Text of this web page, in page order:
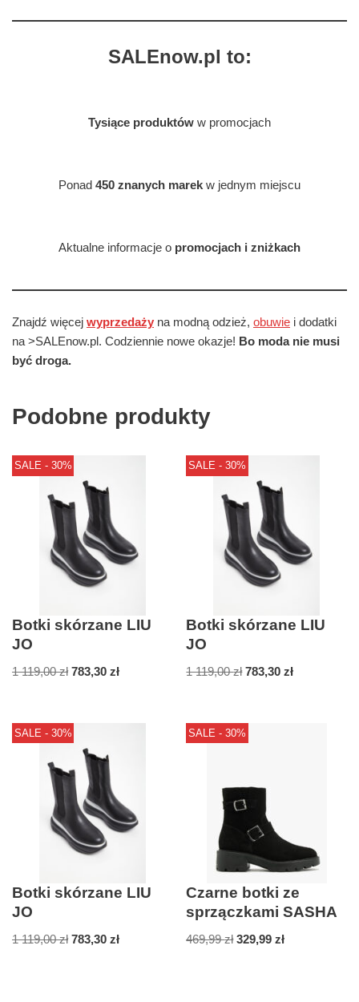
SALEnow.pl to:
Tysiące produktów w promocjach
Ponad 450 znanych marek w jednym miejscu
Aktualne informacje o promocjach i zniżkach
Znajdź więcej wyprzedaży na modną odzież, obuwie i dodatki
na >SALEnow.pl. Codziennie nowe okazje! Bo moda nie musi
być droga.
Podobne produkty
SALE - 30%
Botki skórzane LIU
JO
1 119,00zł 783,30 zł
SALE - 30%
Botki skórzane LIU
JO
1 119,00zł 783,30zł
SALE - 30%
Botki skórzane LIU
JO
1 119,00zł 783,30 zł
SALE - 30%
Czarne botki ze
sprzączkami SASHA
469,99zł 329,99zł